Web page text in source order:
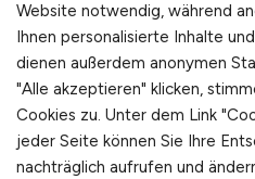
Europa
International
Website notwendig, während
Ihnen personalisierte Inhalte
dienen außerdem anonymen
"Alle akzeptieren" klicken,
Cookies zu. Unter dem Link
jeder Seite können Sie Ihre
nachträglich aufrufen und